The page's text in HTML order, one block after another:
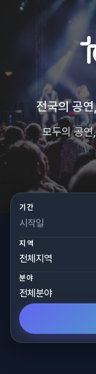
전국의 공
모두의 공
기간
지역
분야